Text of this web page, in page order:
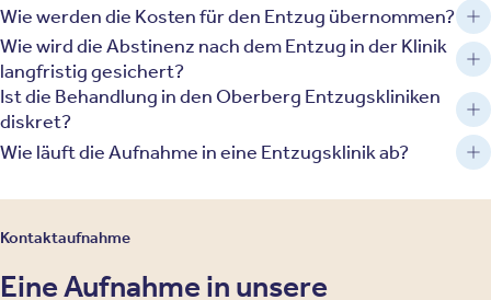
Wie werden die Kosten für den Entzug übernommen?
Wie wird die Abstinenz nach dem Entzug in der Klinik
langfristig gesichert?
Ist die Behandlung in den Oberberg Entzugskliniken
diskret?
Wie läuft die Aufnahme in eine Entzugsklinik ab?
Kontaktaufnahme
Eine Aufnahme in unsere